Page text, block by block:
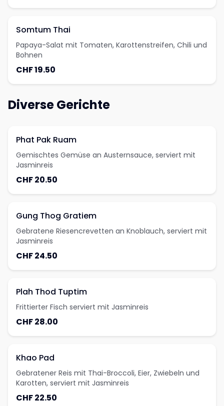
Somtum Thai
Papaya-Salat mit Tomaten, Karottenstreifen, Chili und
Bohnen
CHF 19.50
Diverse Gerichte
Phat Pak Ruam
Gemischtes Gemüse an Austernsauce, serviert mit
Jasminreis
CHF 20.50
Gung Thog Gratiem
Gebratene Riesencrevetten an Knoblauch, serviert mit
Jasminreis
CHF 24.50
Plah Thod Tuptim
Frittierter Fisch serviert mit Jasminreis
CHF 28.00
Khao Pad
Gebratener Reis mit Thai-Broccoli, Eier, Zwiebeln und
Karotten, serviert mit Jasminreis
CHF 22.50